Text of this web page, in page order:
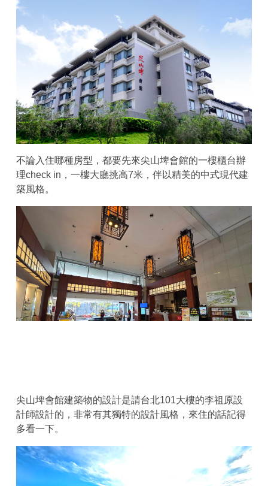
不論入住哪種房型，都要先來尖山埤會館的一樓櫃台辦
理check in，一樓大廳挑高7米，伴以精美的中式現代建
築風格。
尖山埤會館建築物的設計是請台北101大樓的李祖原設
計師設計的，非常有其獨特的設計風格，來住的話記得
多看一下。